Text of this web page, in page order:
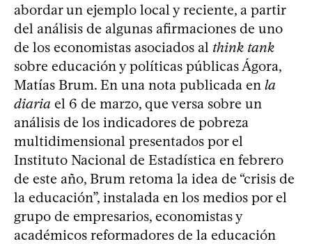
abordar un ejemplo local y reciente, a partir
del análisis de algunas afirmaciones de uno
de los economistas asociados al think tank
sobre educación y políticas públicas Ágora,
Matías Brum. En una nota publicada en la
diaria el 6 de marzo, que versa sobre un
análisis de los indicadores de pobreza
multidimensional presentados por el
Instituto Nacional de Estadística en febrero
de este año, Brum retoma la idea de “crisis de
la educación”, instalada en los medios por el
grupo de empresarios, economistas y
académicos reformadores de la educación